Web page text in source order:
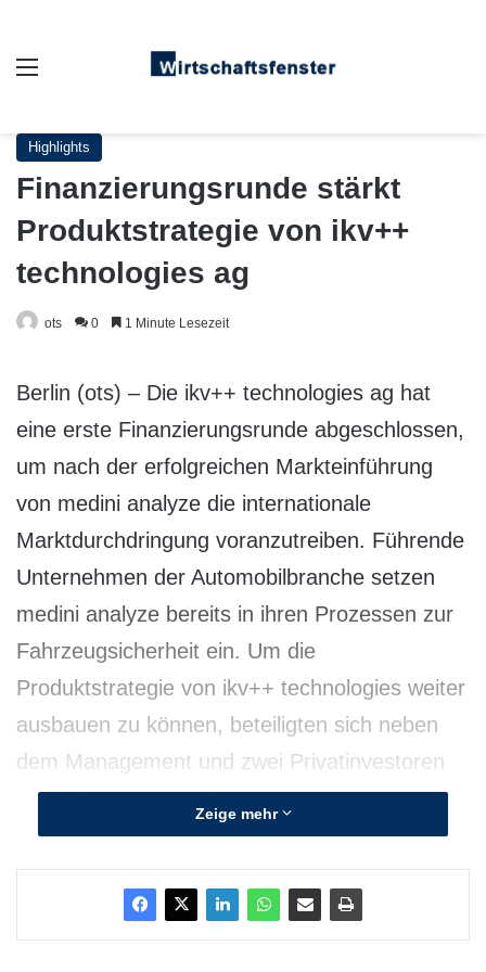
Highlights
Finanzierungsrunde stärkt
Produktstrategie von ikv++
technologies ag
ots 0 1 Minute Lesezeit
Berlin (ots) – Die ikv++ technologies ag hat
eine erste Finanzierungsrunde abgeschlossen,
um nach der erfolgreichen Markteinführung
von medini analyze die internationale
Marktdurchdringung voranzutreiben. Führende
Unternehmen der Automobilbranche setzen
medini analyze bereits in ihren Prozessen zur
Fahrzeugsicherheit ein. Um die
Produktstrategie von ikv++ technologies weiter
ausbauen zu können, beteiligten sich neben
dem Management und zwei Privatinvestoren
auch die institutionellen Investoren Mountain
Super Angel AG und die von der IBB
Beteiligungsgesellschaft verwaltete VC Fonds
Technologie Berlin GmbH.
Zeige mehr